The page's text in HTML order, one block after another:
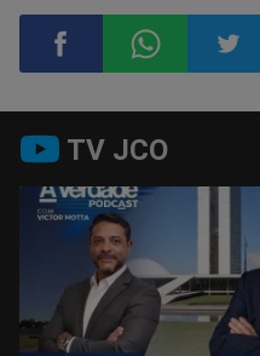
Compartilhar
no
Facebook
no
Whatsapp
no
Twitter
TV JCO